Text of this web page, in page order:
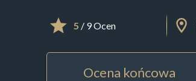
5 / 9 Ocen
Ocena końcowa